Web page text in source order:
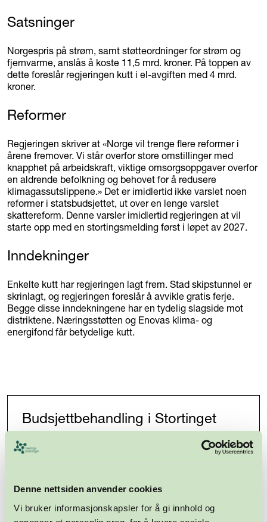
Denne nettsiden anvender cookies
Vi bruker informasjonskapsler for å gi innhold og
Satsninger
Norgespris på strøm, samt støtteordninger for strøm og
fjernvarme, anslås å koste 11,5 mrd. kroner. På toppen av
dette foreslår regjeringen kutt i el-avgiften med 4 mrd.
kroner.
Reformer
Regjeringen skriver at «Norge vil trenge flere reformer i
årene fremover. Vi står overfor store omstillinger med
knapphet på arbeidskraft, viktige omsorgsoppgaver overfor
en aldrende befolkning og behovet for å redusere
klimagassutslippene.» Det er imidlertid ikke varslet noen
reformer i statsbudsjettet, ut over en lenge varslet
skattereform. Denne varsler imidlertid regjeringen at vil
starte opp med en stortingsmelding først i løpet av 2027.
Inndekninger
Enkelte kutt har regjeringen lagt frem. Stad skipstunnel er
skrinlagt, og regjeringen foreslår å avvikle gratis ferje.
Begge disse inndekningene har en tydelig slagside mot
distriktene. Næringsstøtten og Enovas klima- og
energifond får betydelige kutt.
Budsjettbehandling i Stortinget
Nå er budsjettforslaget oversendt Stortinget, hvor
fem partier skal finne sammen til en enighet om et
umiddelbare kommentarer i stortingssalen. SVs